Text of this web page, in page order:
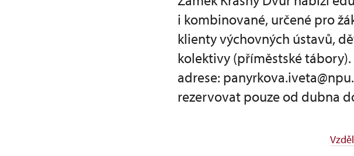
i kombinované, určené pro
klienty výchovných ústavů,
kolektivy (příměstské
adrese:
rezervovat pouze od dubna